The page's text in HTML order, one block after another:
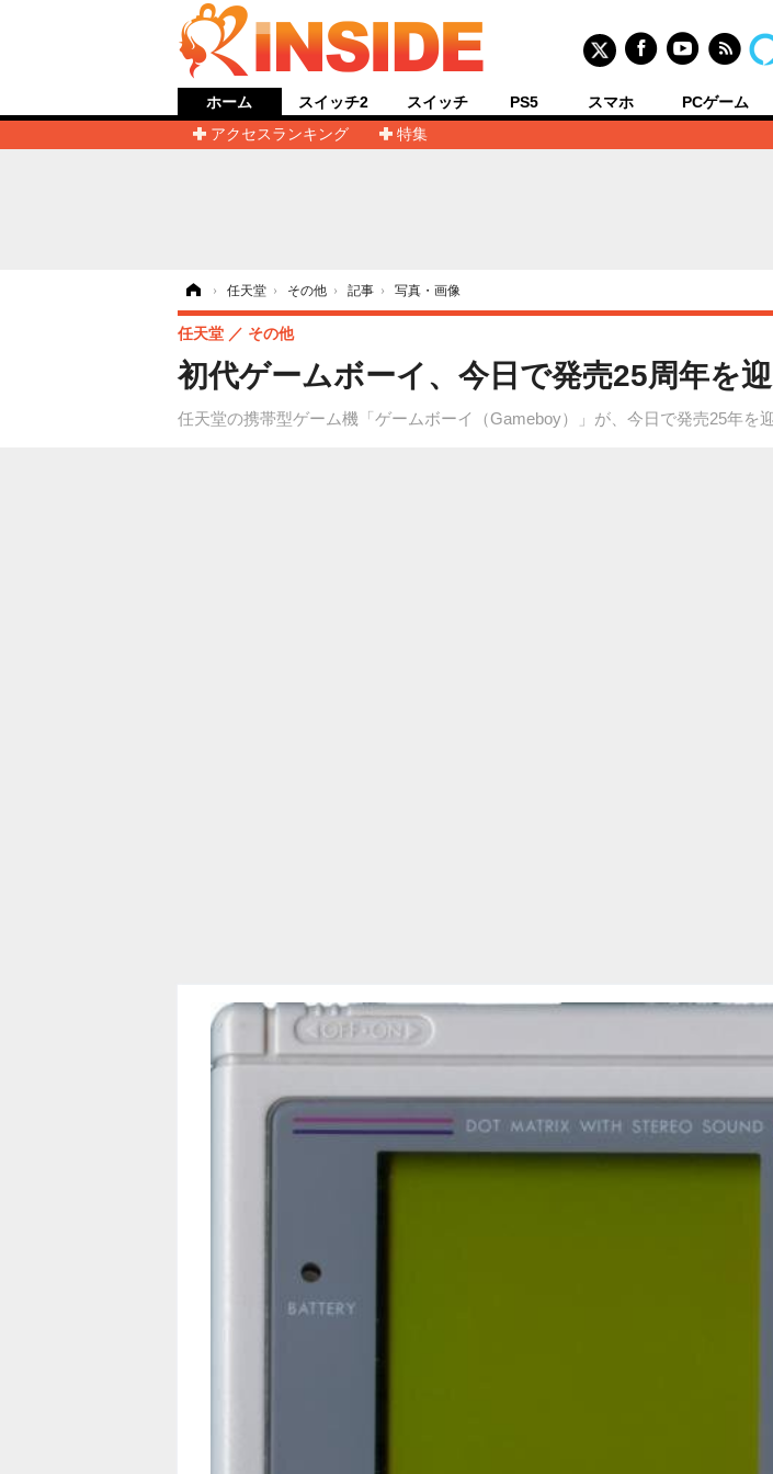
ホーム
アクセスランキング
特集
スイッチ2 スイッチ PS5 スマホ PCゲーム
› 任天堂 › その他 › 記事 › 写真・画像
初代ゲームボーイ、今日で発売25周年を
任天堂の携帯型ゲーム機「ゲームボーイ（Gameboy）」が、今日で発売25年を迎
任天堂 その他